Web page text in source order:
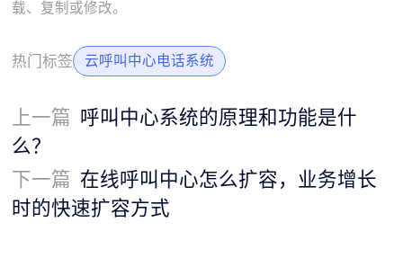
载、复制或修改。
热门标签 云呼叫中心电话系统
上一篇 呼叫中心系统的原理和功能是什
么？
下一篇 在线呼叫中心怎么扩容，业务增长
时的快速扩容方式